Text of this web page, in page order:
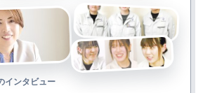
インタビュー